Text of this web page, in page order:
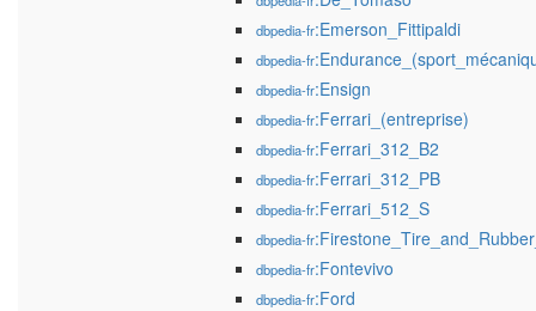
dbpedia-fr:Emerson_Fittipaldi
dbpedia-fr
dbpedia-fr:Ensign
dbpedia-fr:Ferrari_(entreprise)
dbpedia-fr:Ferrari_312_B2
dbpedia-fr:Ferrari_312_PB
dbpedia-fr:Ferrari_512_S
dbpedia-fr
dbpedia-fr:Fontevivo
dbpedia-fr:Ford